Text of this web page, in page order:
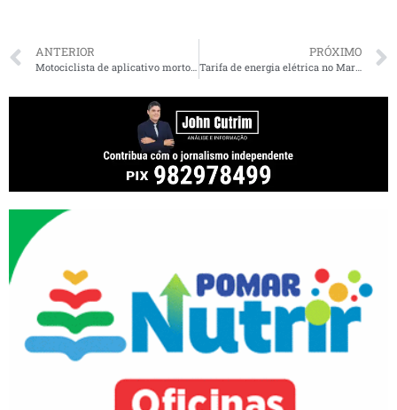
ANTERIOR
Motociclista de aplicativo morto em São Luís teria sido confundido com integrante de facção rival
PRÓXIMO
Tarifa de energia elétrica no Maranhão aumenta em 17,46%